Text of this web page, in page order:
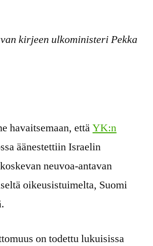
kirjeen ulkoministeri Pekka
havaitsemaan, ettäYK:n
äänestettiin Israelin
neuvoa-antavan
oikeusistuimelta, Suomi
on todettu lukuisissa